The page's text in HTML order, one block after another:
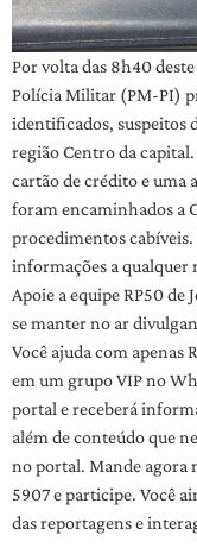
Por volta das 8h40
Polícia Militar (PM-PI)
identificados, suspeitos
região Centro da
cartão de crédito e uma
foram encaminhados a
procedimentos cabíveis.
informações a qualquer
Apoie a equipe RP50 de
se manter no ar
Você ajuda com apenas
em um grupo VIP no
portal e receberá
além de conteúdo que
no portal. Mande agora
5907 e participe. Você
das reportagens e